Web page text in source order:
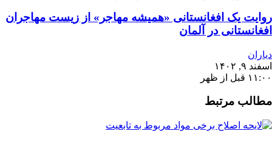
روایت یک افغانستانی «همیشه مهاجر» از زیست مهاجران
افغانستانی در آلمان
دیاران
اسفند ۹, ۱۴۰۲
۱۱:۰۰ قبل از ظهر
مطالب مرتبط